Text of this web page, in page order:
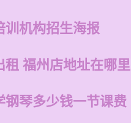
训机构招生海报
租 福州店地址在哪
钢琴多少钱一节课费